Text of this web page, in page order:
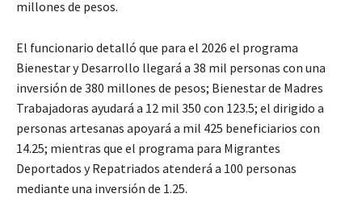
millones de pesos.
El funcionario detalló que para el 2026 el programa
Bienestar y Desarrollo llegará a 38 mil personas con una
inversión de 380 millones de pesos; Bienestar de Madres
Trabajadoras ayudará a 12 mil 350 con 123.5; el dirigido a
personas artesanas apoyará a mil 425 beneficiarios con
14.25; mientras que el programa para Migrantes
Deportados y Repatriados atenderá a 100 personas
mediante una inversión de 1.25.